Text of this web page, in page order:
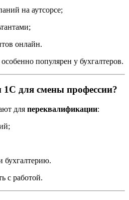
на аутсорсе;
онлайн.
популярен у бухгалтеров.
для смены профессии?
для переквалификации:
бухгалтерию.
с работой.